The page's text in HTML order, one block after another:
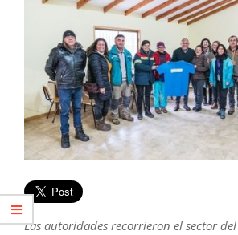
Las autoridades recorrieron el sector